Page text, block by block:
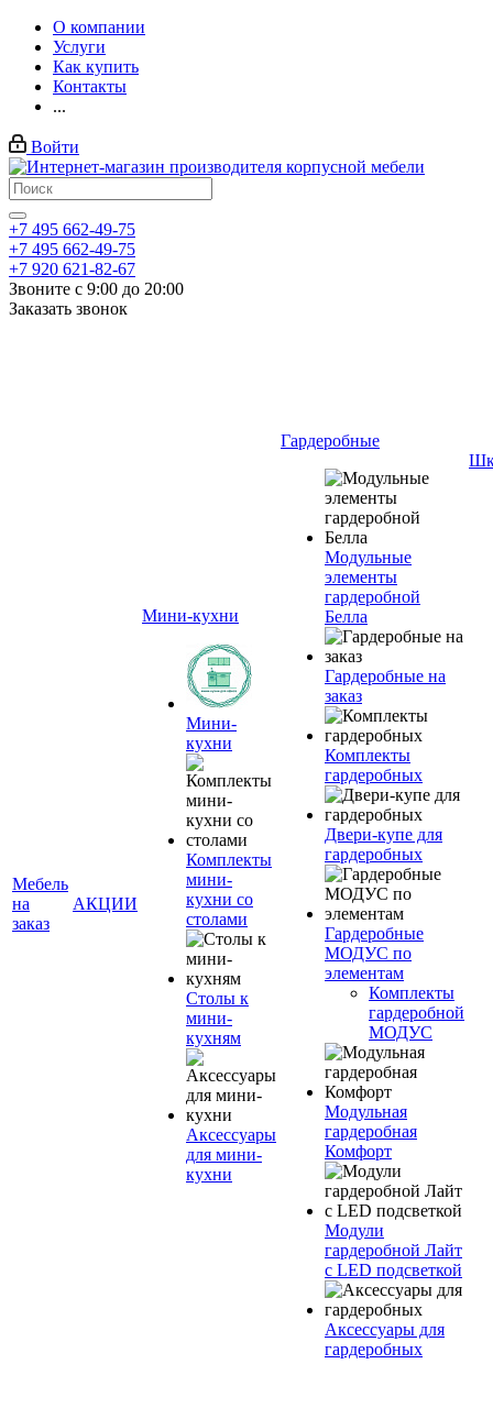
О компании
Услуги
Как купить
Контакты
...
Войти
+7 495 662-49-75
+7 495 662-49-75
+7 920 621-82-67
Звоните с 9:00 до 20:00
Заказать звонок
Мебель
на
заказ
АКЦИИ
Мини-кухни
Мини-
кухни
Комплекты
мини-
кухни со
столами
Столы к
мини-
кухням
Аксессуары
для мини-
кухни
Гардеробные
Модульные
элементы
гардеробной
Белла
Гардеробные на
заказ
Комплекты
гардеробных
Двери-купе для
гардеробных
Гардеробные
МОДУС по
элементам
Комплекты
гардеробной
МОДУС
Модульная
гардеробная
Комфорт
Модули
гардеробной Лайт
с LED подсветкой
Аксессуары для
гардеробных